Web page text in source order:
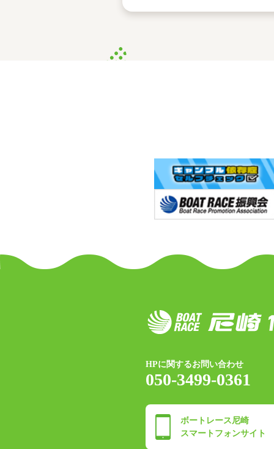
HPに関するお問い合わせ
050-3499-0361
ボートレース尼崎
スマートフォンサイト